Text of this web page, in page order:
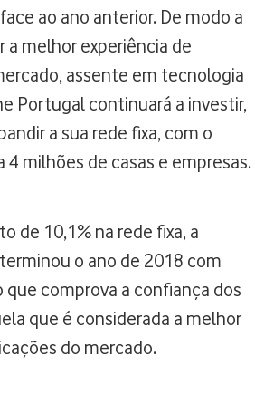
ao ano anterior. De modo a
a melhor experiência de
assente em tecnologia
Portugal continuará a investir,
a sua rede fixa, com o
4 milhões de casas e empresas.
de 10,1% na rede fixa, a
o ano de 2018 com
comprova a confiança dos
que é considerada a melhor
do mercado.